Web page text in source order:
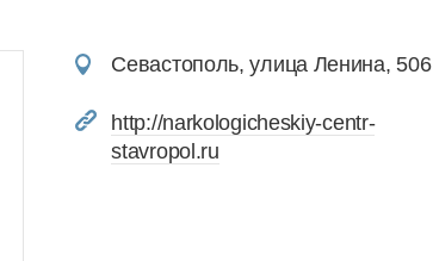
Севастополь, улица Ленина, 506
http://narkologicheskiy-centr-
stavropol.ru